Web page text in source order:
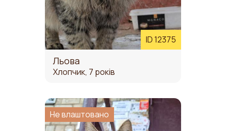
ID 12375
Льова
Хлопчик, 7 років
Не влаштовано